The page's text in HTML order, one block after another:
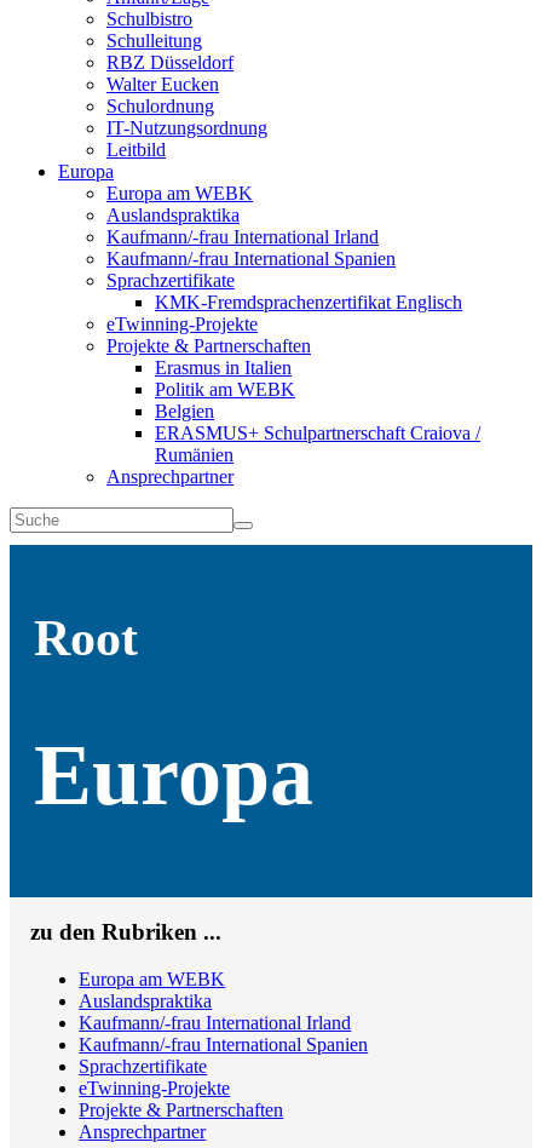
Schulbistro
Schulleitung
RBZ Düsseldorf
Walter Eucken
Schulordnung
IT-Nutzungsordnung
Leitbild
Europa
Europa am WEBK
Auslandspraktika
Kaufmann/-frau International Irland
Kaufmann/-frau International Spanien
Sprachzertifikate
KMK-Fremdsprachenzertifikat Englisch
eTwinning-Projekte
Projekte & Partnerschaften
Erasmus in Italien
Politik am WEBK
Belgien
ERASMUS+ Schulpartnerschaft Craiova /
Rumänien
Ansprechpartner
Root
Europa
zu den Rubriken ...
Europa am WEBK
Auslandspraktika
Kaufmann/-frau International Irland
Kaufmann/-frau International Spanien
Sprachzertifikate
eTwinning-Projekte
Projekte & Partnerschaften
Ansprechpartner